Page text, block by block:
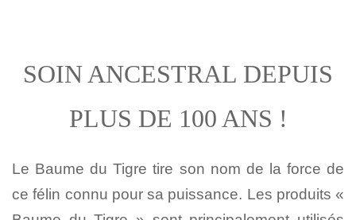
SOIN ANCESTRAL DEPUIS
PLUS DE 100 ANS !
Le Baume du Tigre tire son nom de la force de
ce félin connu pour sa puissance. Les produits «